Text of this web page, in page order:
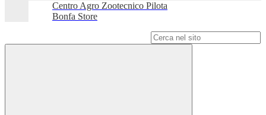
Centro Agro Zootecnico Pilota
Bonfa Store